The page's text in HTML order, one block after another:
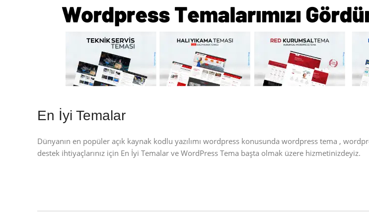
En İyi Temalar
Dünyanın en popüler açık kaynak kodlu yazılımı wordpress konusunda wordpress tema ,
destek ihtiyaçlarınız için En İyi Temalar ve WordPress Tema başta olmak üzere hizmetinizdeyiz.